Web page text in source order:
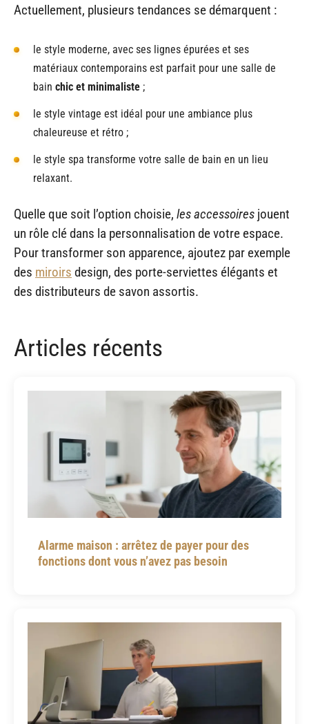
Actuellement, plusieurs tendances se démarquent :
le style moderne, avec ses lignes épurées et ses
matériaux contemporains est parfait pour une salle de
bain chic et minimaliste ;
le style vintage est idéal pour une ambiance plus
chaleureuse et rétro ;
le style spa transforme votre salle de bain en un lieu
relaxant.
Quelle que soit l’option choisie, les accessoires jouent
un rôle clé dans la personnalisation de votre espace.
Pour transformer son apparence, ajoutez par exemple
des miroirs design, des porte-serviettes élégants et
des distributeurs de savon assortis.
Articles récents
Alarme maison : arrêtez de payer pour des
fonctions dont vous n’avez pas besoin